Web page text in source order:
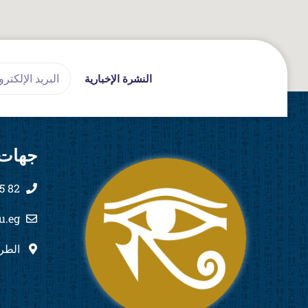
النشرة الإخبارية
82 555 444 2011+